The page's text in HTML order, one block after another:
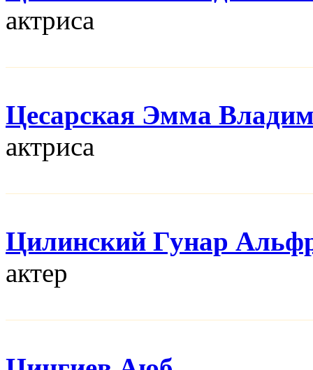
актриса
Цесарская Эмма
актриса
Цилинский Гунар
актер